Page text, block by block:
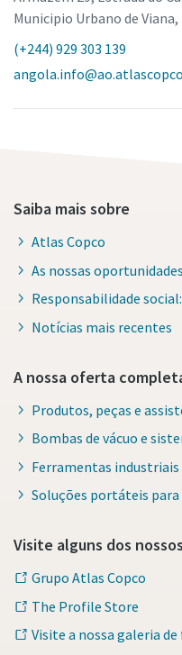
Municipio Urbano de Viana,
(+244) 929 303 139
Saiba mais sobre
Atlas Copco
As nossas
Responsabilidade
Notícias mais recentes
A nossa oferta
Produtos, peças e
Bombas de vácuo e
Ferramentas industriais
Soluções portáteis
Visite alguns dos
Grupo Atlas Copco
The Profile Store
Visite a nossa galeria